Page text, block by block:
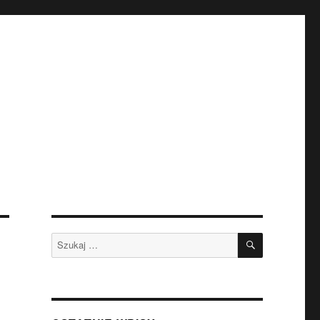
Szukaj: SZUKAJ